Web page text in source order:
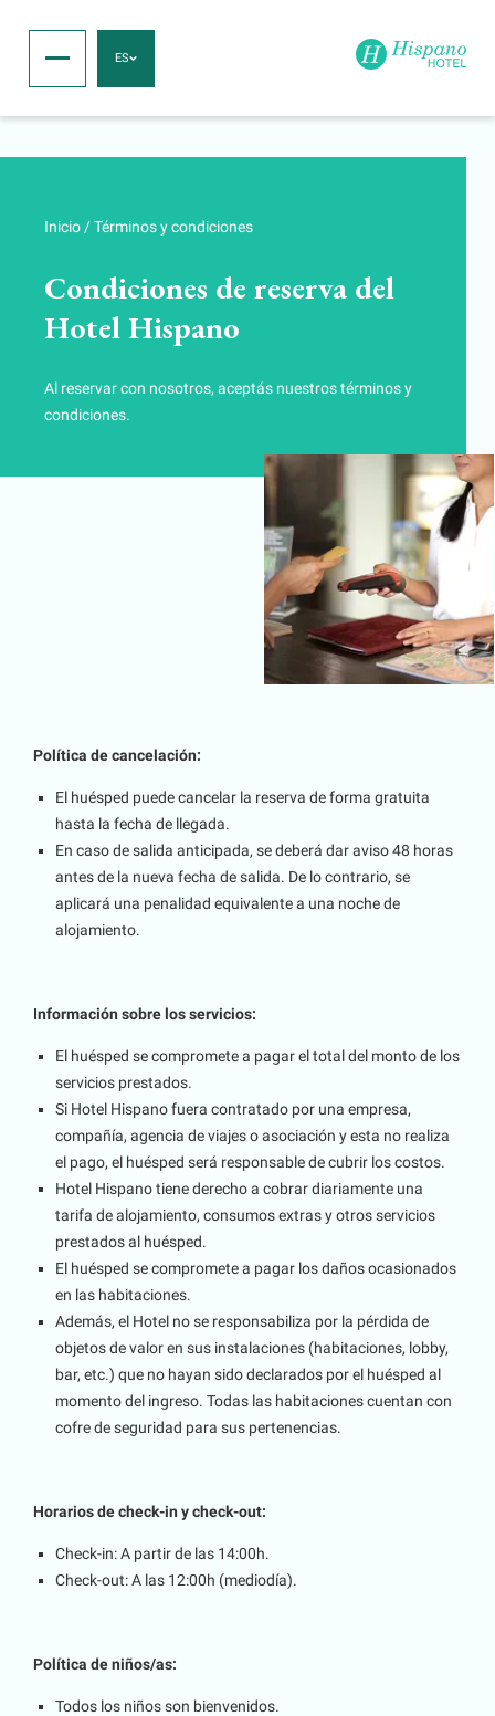
ES
Inicio /Términos y condiciones
Condiciones de reserva del
Hotel Hispano
Al reservar con nosotros, aceptás nuestros términos y
condiciones.
Política de cancelación:
El huésped puede cancelar la reserva de forma gratuita
hasta la fecha de llegada.
En caso de salida anticipada, se deberá dar aviso 48 horas
antes de la nueva fecha de salida. De lo contrario, se
aplicará una penalidad equivalente a una noche de
alojamiento.
Información sobre los servicios:
El huésped se compromete a pagar el total del monto de los
servicios prestados.
Si Hotel Hispano fuera contratado por una empresa,
compañía, agencia de viajes o asociación y esta no realiza
el pago, el huésped será responsable de cubrir los costos.
Hotel Hispano tiene derecho a cobrar diariamente una
tarifa de alojamiento, consumos extras y otros servicios
prestados al huésped.
El huésped se compromete a pagar los daños ocasionados
en las habitaciones.
Además, el Hotel no se responsabiliza por la pérdida de
objetos de valor en sus instalaciones (habitaciones, lobby,
bar, etc.) que no hayan sido declarados por el huésped al
momento del ingreso. Todas las habitaciones cuentan con
cofre de seguridad para sus pertenencias.
Horarios de check-in y check-out:
Check-in: A partir de las 14:00h.
Check-out: A las 12:00h (mediodía).
Política de niños/as:
Todos los niños son bienvenidos.